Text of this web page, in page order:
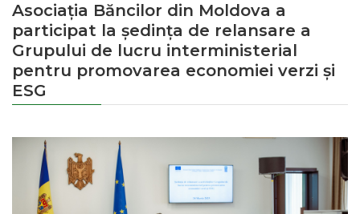
Asociația Băncilor din Moldova a
participat la ședința de relansare a
Grupului de lucru interministerial
pentru promovarea economiei verzi și
ESG